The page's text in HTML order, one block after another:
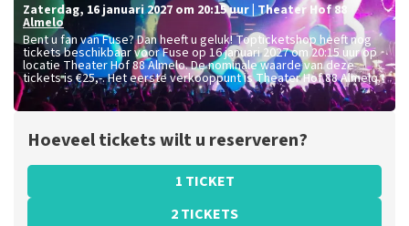
zaterdag, 16 januari 2027 om 20:15uur |Theater Hof 88
Almelo
Bent u fan van Fuse? Dan heeft u geluk! Topticketshop heeft nog
tickets beschikbaar voor Fuse op 16 januari 2027 om 20:15 uur op
locatie Theater Hof 88 Almelo. De nominale waarde van deze
tickets is€25,-. Het eerste verkooppunt is Theater Hof 88 Almelo.
Hoeveel tickets wilt u reserveren?
1 TICKET
2 TICKETS